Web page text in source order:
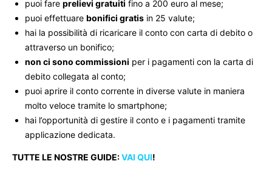
puoi fare prelievi gratuiti fino a 200 euro al mese;
puoi effettuare bonifici gratis in 25 valute;
hai la possibilità di ricaricare il conto con carta di debito o
attraverso un bonifico;
non ci sono commissioni per i pagamenti con la carta di
debito collegata al conto;
puoi aprire il conto corrente in diverse valute in maniera
molto veloce tramite lo smartphone;
hai l’opportunità di gestire il conto e i pagamenti tramite
applicazione dedicata.
TUTTE LE NOSTRE GUIDE:VAI QUI!